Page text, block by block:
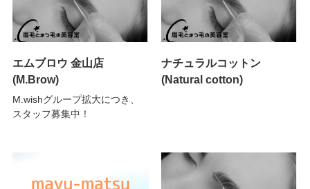
エムブロウ 金山店
(M.Brow)
M.wishグループ拡大につき、
スタッフ募集中！
ナチュラルコットン
(Natural cotton)